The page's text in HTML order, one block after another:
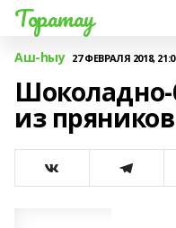
Торатау
Аш-һыу 27 ФЕВРАЛЯ 2018,
из пряников